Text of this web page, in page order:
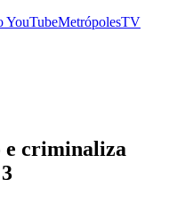
YouTubeMetrópolesTV
e criminaliza